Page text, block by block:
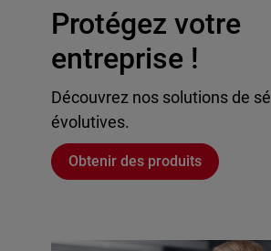
Protégez votre
entreprise !
Découvrez nos solutions de
évolutives.
Obtenir des produits